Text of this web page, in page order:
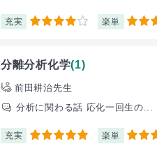
充実 4 楽単 4
分離分析化学(1)
前田耕治先生
分析に関わる話 応化一回生の...
充実 5 楽単 5